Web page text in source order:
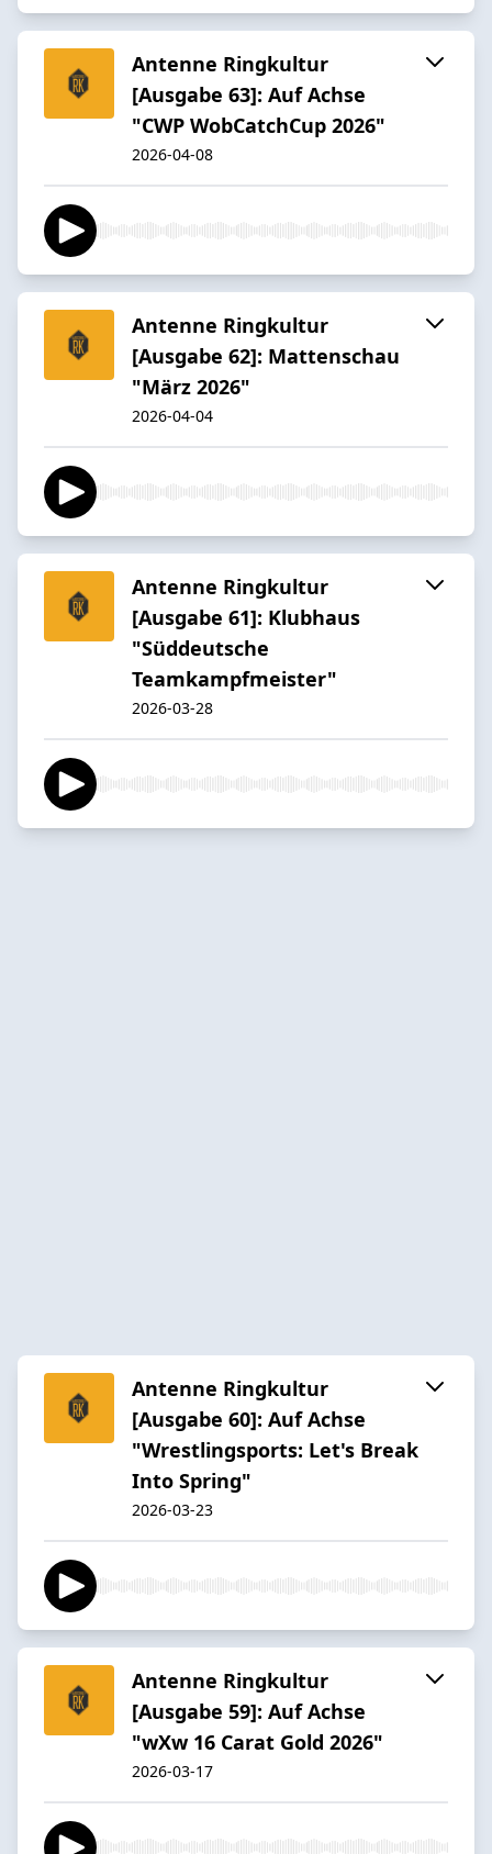
Antenne Ringkultur
[Ausgabe 63]: Auf Achse
"CWP WobCatchCup 2026"
2026-04-08
Antenne Ringkultur
[Ausgabe 62]: Mattenschau
"März 2026"
2026-04-04
Antenne Ringkultur
[Ausgabe 61]: Klubhaus
"Süddeutsche
Teamkampfmeister"
2026-03-28
Antenne Ringkultur
[Ausgabe 60]: Auf Achse
"Wrestlingsports: Let's Break
Into Spring"
2026-03-23
Antenne Ringkultur
[Ausgabe 59]: Auf Achse
"wXw 16 Carat Gold 2026"
2026-03-17